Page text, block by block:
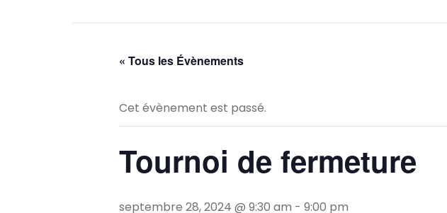
« Tous les Évènements
Cet évènement est passé.
Tournoi de fermeture
septembre 28, 2024 @ 9:30 am - 9:00 pm